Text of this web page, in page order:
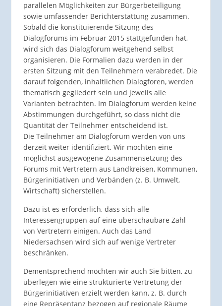
parallelen Möglichkeiten zur Bürgerbeteiligung
sowie umfassender Berichterstattung zusammen.
Sobald die konstituierende Sitzung des
Dialogforums im Februar 2015 stattgefunden hat,
wird sich das Dialogforum weitgehend selbst
organisieren. Die Formalien dazu werden in der
ersten Sitzung mit den Teilnehmern verabredet. Die
darauf folgenden, inhaltlichen Dialogforen, werden
thematisch gegliedert sein und jeweils alle
Varianten betrachten. Im Dialogforum werden keine
Abstimmungen durchgeführt, so dass nicht die
Quantität der Teilnehmer entscheidend ist.
Die Teilnehmer am Dialogforum werden von uns
derzeit weiter identifiziert. Wir möchten eine
möglichst ausgewogene Zusammensetzung des
Forums mit Vertretern aus Landkreisen, Kommunen,
Bürgerinitiativen und Verbänden (z. B. Umwelt,
Wirtschaft) sicherstellen.
Dazu ist es erforderlich, dass sich alle
Interessengruppen auf eine überschaubare Zahl
von Vertretern einigen. Auch das Land
Niedersachsen wird sich auf wenige Vertreter
beschränken.
Dementsprechend möchten wir auch Sie bitten, zu
überlegen wie eine strukturierte Vertretung der
Bürgerinitiativen erzielt werden kann, z. B. durch
eine Repräsentanz bezogen auf regionale Räume